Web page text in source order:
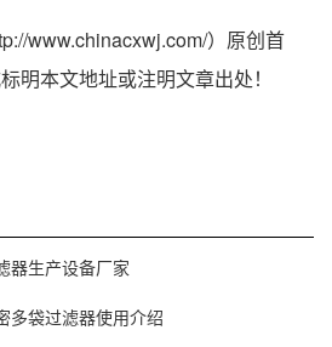
www.chinacxwj.com/）原创首
明本文地址或注明文章出处！
器生产设备厂家
多袋过滤器使用介绍